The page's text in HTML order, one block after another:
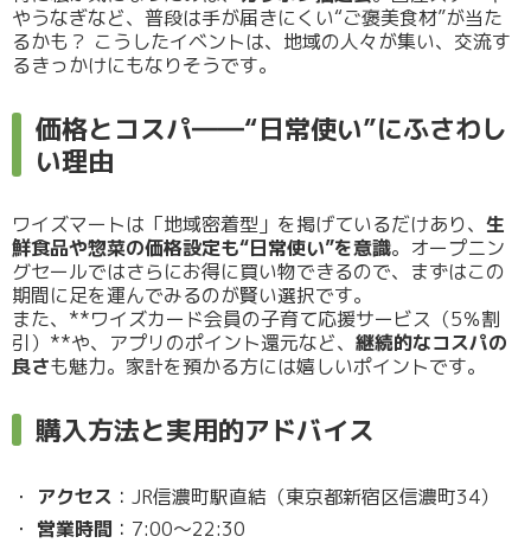
やうなぎなど、普段は手が届きにくい“ご褒美食材”が当た
るかも？ こうしたイベントは、地域の人々が集い、交流す
るきっかけにもなりそうです。
価格とコスパ――“日常使い”にふさわし
い理由
ワイズマートは「地域密着型」を掲げているだけあり、 生
鮮食品や惣菜の価格設定も“日常使い”を意識。オープニン
グセールではさらにお得に買い物できるので、まずはこの
期間に足を運んでみるのが賢い選択です。
また、**ワイズカード会員の子育て応援サービス（5％割
引）**や、アプリのポイント還元など、 継続的なコスパの
良さも魅力。家計を預かる方には嬉しいポイントです。
購入方法と実用的アドバイス
アクセス ：JR信濃町駅直結（東京都新宿区信濃町34）
営業時間 ：7:00～22:30